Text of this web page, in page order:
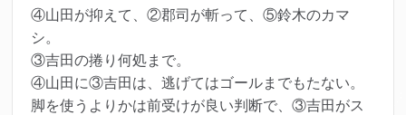
④山田が抑えて、②郡司が斬って、⑤鈴木のカマ
シ。
③吉田の捲り何処まで。
④山田に③吉田は、逃げてはゴールまでもたない。
脚を使うよりかは前受けが良い判断で、③吉田がス